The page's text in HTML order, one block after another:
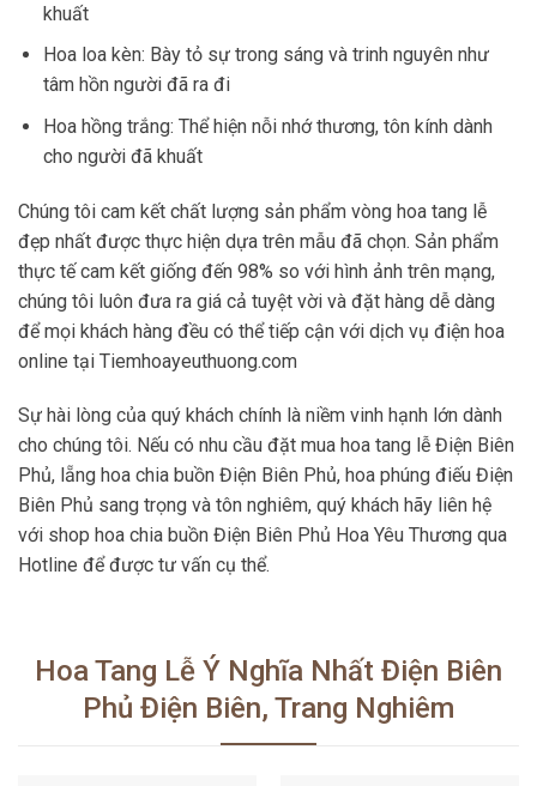
khuất
Hoa loa kèn: Bày tỏ sự trong sáng và trinh nguyên như
tâm hồn người đã ra đi
Hoa hồng trắng: Thể hiện nỗi nhớ thương, tôn kính dành
cho người đã khuất
Chúng tôi cam kết chất lượng sản phẩm vòng hoa tang lễ
đẹp nhất được thực hiện dựa trên mẫu đã chọn. Sản phẩm
thực tế cam kết giống đến 98% so với hình ảnh trên mạng,
chúng tôi luôn đưa ra giá cả tuyệt vời và đặt hàng dễ dàng
để mọi khách hàng đều có thể tiếp cận với dịch vụ điện hoa
online tại Tiemhoayeuthuong.com
Sự hài lòng của quý khách chính là niềm vinh hạnh lớn dành
cho chúng tôi. Nếu có nhu cầu đặt mua hoa tang lễ Điện Biên
Phủ, lẵng hoa chia buồn Điện Biên Phủ, hoa phúng điếu Điện
Biên Phủ sang trọng và tôn nghiêm, quý khách hãy liên hệ
với shop hoa chia buồn Điện Biên Phủ Hoa Yêu Thương qua
Hotline để được tư vấn cụ thể.
Hoa Tang Lễ Ý Nghĩa Nhất Điện Biên
Phủ Điện Biên, Trang Nghiêm